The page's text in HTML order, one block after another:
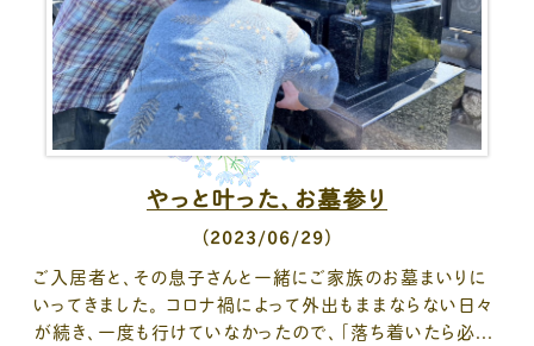
やっと叶った、お墓参り
（2023/06/29）
ご入居者と、その息子さんと一緒にご家族のお墓まいりに
いってきました。 コロナ禍によって外出もままならない日々
が続き、一度も行けていなかったので、「落ち着いたら必...